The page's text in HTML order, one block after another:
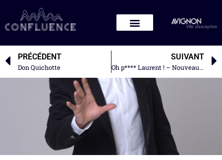
PRÉCÉDENT
Don Quichotte
SUIVANT
Oh p**** Laurent ! – Nouveau spectacle